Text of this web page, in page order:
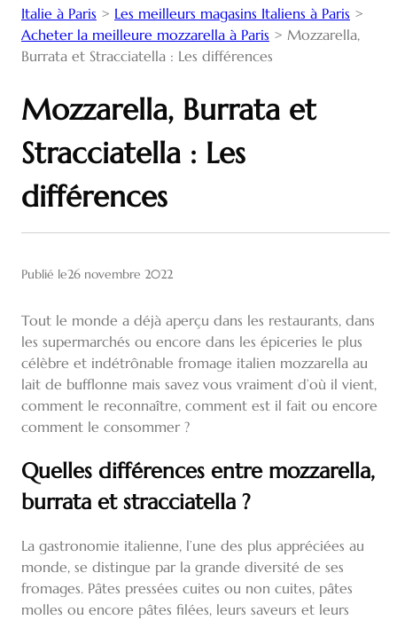
Italie à Paris > Les meilleurs magasins Italiens à Paris >
Acheter la meilleure mozzarella à Paris > Mozzarella,
Burrata et Stracciatella : Les différences
Mozzarella, Burrata et
Stracciatella : Les
différences
Publié le26 novembre 2022
Tout le monde a déjà aperçu dans les restaurants, dans
les supermarchés ou encore dans les épiceries le plus
célèbre et indétrônable fromage italien mozzarella au
lait de bufflonne mais savez vous vraiment d’où il vient,
comment le reconnaître, comment est il fait ou encore
comment le consommer ?
Quelles différences entre mozzarella,
burrata et stracciatella ?
La gastronomie italienne, l’une des plus appréciées au
monde, se distingue par la grande diversité de ses
fromages. Pâtes pressées cuites ou non cuites, pâtes
molles ou encore pâtes filées, leurs saveurs et leurs